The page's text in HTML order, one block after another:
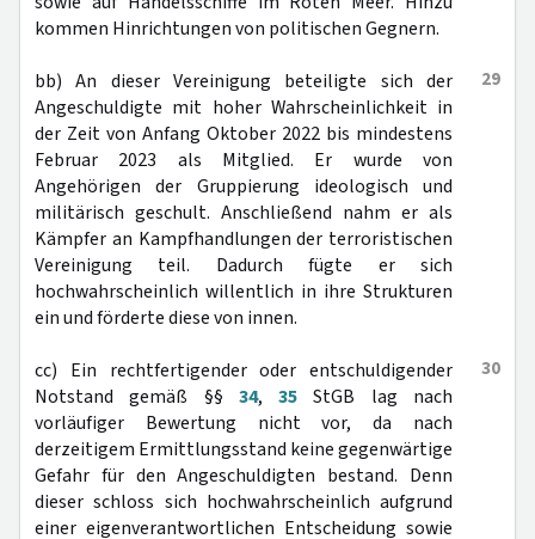
kommen Hinrichtungen von politischen Gegnern.
29
bb) An dieser Vereinigung beteiligte sich der
Angeschuldigte mit hoher Wahrscheinlichkeit in
der Zeit von Anfang Oktober 2022 bis mindestens
Februar 2023 als Mitglied. Er wurde von
Angehörigen der Gruppierung ideologisch und
militärisch geschult. Anschließend nahm er als
Kämpfer an Kampfhandlungen der terroristischen
Vereinigung teil. Dadurch fügte er sich
hochwahrscheinlich willentlich in ihre Strukturen
ein und förderte diese von innen.
30
cc) Ein rechtfertigender oder entschuldigender
Notstand gemäß §§ 34,35 StGB lag nach
vorläufiger Bewertung nicht vor, da nach
derzeitigem Ermittlungsstand keine gegenwärtige
Gefahr für den Angeschuldigten bestand. Denn
dieser schloss sich hochwahrscheinlich aufgrund
einer eigenverantwortlichen Entscheidung sowie